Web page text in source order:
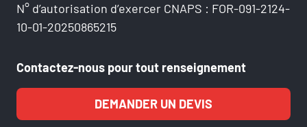
N° d’autorisation d’exercer CNAPS : FOR-091-2124-
10-01-20250865215
Contactez-nous pour tout renseignement
DEMANDER UN DEVIS